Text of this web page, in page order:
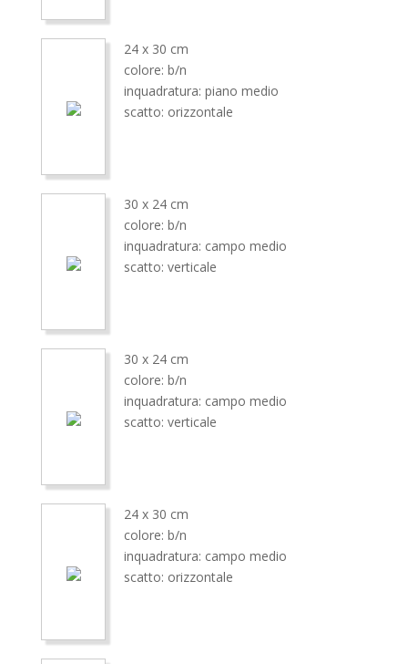
24 x 30 cm
colore: b/n
inquadratura: piano medio
scatto: orizzontale
30 x 24 cm
colore: b/n
inquadratura: campo medio
scatto: verticale
30 x 24 cm
colore: b/n
inquadratura: campo medio
scatto: verticale
24 x 30 cm
colore: b/n
inquadratura: campo medio
scatto: orizzontale